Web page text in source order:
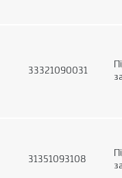
33321090031
31351093108